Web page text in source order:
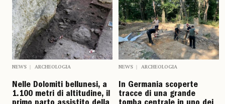
NEWS ARCHEOLOGIA
Nelle Dolomiti bellunesi, a
1.100 metri di altitudine, il
NEWS ARCHEOLOGIA
In Germania scoperte
tracce di una grande